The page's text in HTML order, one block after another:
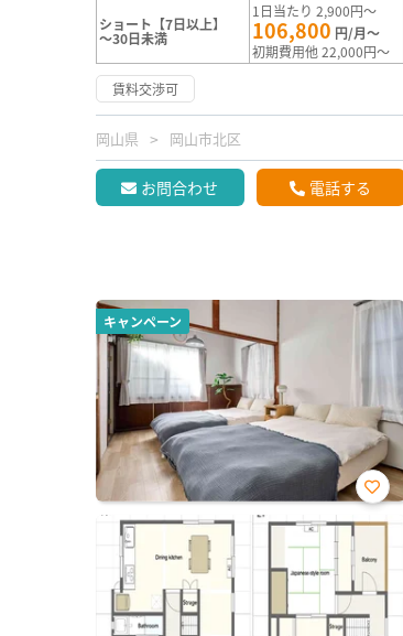
ショート【7日以上】
～30日未満
1日当たり 2,900円～
106,800 円/月～
初期費用他 22,000円～
賃料交渉可
岡山県 岡山市北区
お問合わせ 電話する
キャンペーン
お気
に入
録